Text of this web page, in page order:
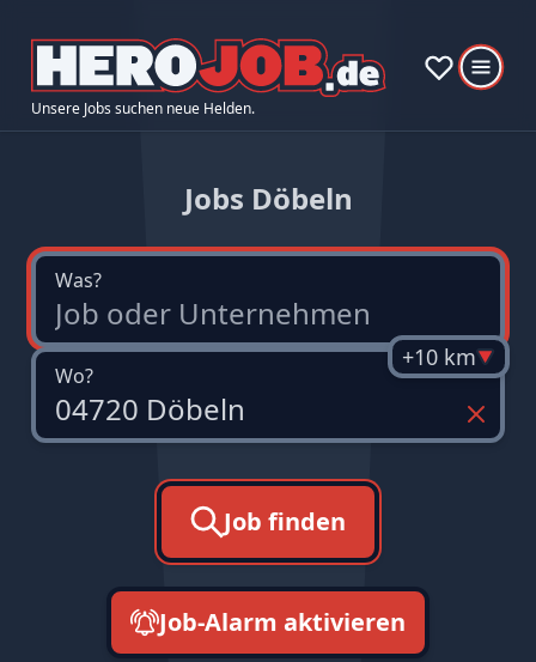
Unsere Jobs suchen neue Helden.
Jobs Döbeln
Was?
Wo?
+10 km
Job finden
Job-Alarm aktivieren